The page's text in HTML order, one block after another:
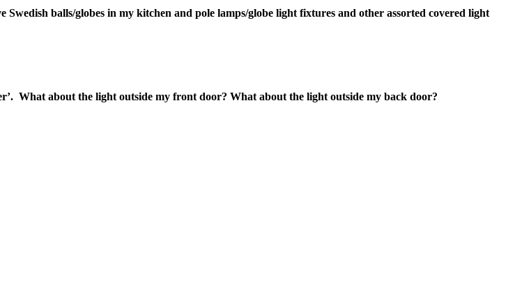
balls/globes in my kitchen and pole lamps/globe light fixtures and other assorted covered light
What about the light outside my front door? What about the light outside my back door?